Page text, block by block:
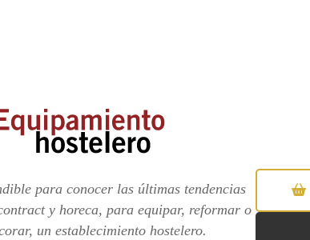
para conocer las últimas tendencias
y horeca, para equipar, reformar o
un establecimiento hostelero.